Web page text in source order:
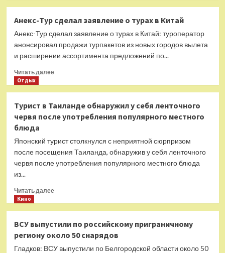
туристам
сообщили,
что
турагентств
не
будет
Анекс-Тур сделал заявление о турах в Китай
Анекс-Тур сделал заявление о турах в Китай: туроператор
анонсировал продажи турпакетов из новых городов вылета
и расширении ассортимента предложений по...
Читать далееПрочитать
Тур
сделал
турах
в
Китай
Отдых
Турист в Таиланде обнаружил у себя ленточного
червя после употребления популярного местного
блюда
Японский турист столкнулся с неприятной сюрпризом
после посещения Таиланда, обнаружив у себя ленточного
червя после употребления популярного местного блюда
из...
Читать далееПрочитать
в
Таиланде
обнаружил
Кино
ВСУ выпустили по российскому приграничному
региону около 50 снарядов
Гладков: ВСУ выпустили по Белгородской области около 50